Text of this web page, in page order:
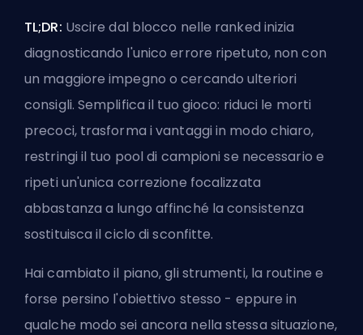
TL;DR: Uscire dal blocco nelle ranked inizia
diagnosticando l'unico errore ripetuto, non con
un maggiore impegno o cercando ulteriori
consigli. Semplifica il tuo gioco: riduci le morti
precoci, trasforma i vantaggi in modo chiaro,
restringi il tuo pool di campioni se necessario e
ripeti un'unica correzione focalizzata
abbastanza a lungo affinché la consistenza
sostituisca il ciclo di sconfitte.
Hai cambiato il piano, gli strumenti, la routine e
forse persino l'obiettivo stesso - eppure in
qualche modo sei ancora nella stessa situazione,